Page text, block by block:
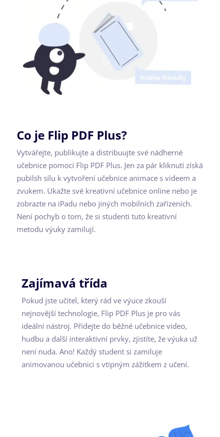
Co je Flip PDF Plus?
Vytvářejte, publikujte a distribuujte své nádherné
učebnice pomocí Flip PDF Plus. Jen za pár kliknutí získá
pubilsh sílu k vytvoření učebnice animace s videem a
zvukem. Ukažte své kreativní učebnice online nebo je
zobrazte na iPadu nebo jiných mobilních zařízeních.
Není pochyb o tom, že si studenti tuto kreativní
metodu výuky zamilují.
Zajímavá třída
Pokud jste učitel, který rád ve výuce zkouší
nejnovější technologie, Flip PDF Plus je pro vás
ideální nástroj. Přidejte do běžné učebnice video,
hudbu a další interaktivní prvky, zjistíte, že výuka už
není nuda. Ano! Každý student si zamiluje
animovanou učebnici s vtipným zážitkem z učení.